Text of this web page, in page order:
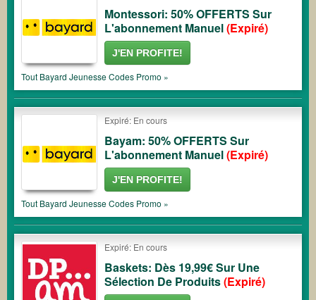
Montessori: 50% OFFERTS Sur
L'abonnement Manuel(Expiré)
J'EN PROFITE!
Tout Bayard JeunesseCodes Promo »
Expiré: En cours
Bayam: 50% OFFERTS Sur
L'abonnement Manuel(Expiré)
J'EN PROFITE!
Tout Bayard JeunesseCodes Promo »
Expiré: En cours
Baskets: Dès 19,99€ Sur Une
Sélection De Produits(Expiré)